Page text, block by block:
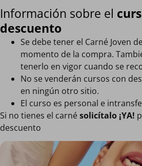
Información sobre el
descuento
Se debe tener el Carné Joven
momento de la compra.
tenerlo en vigor cuando se
No se venderán cursos con
en ningún otro sitio.
El curso es personal e
Si no tienes el carnésolicítalo ¡YA!
descuento